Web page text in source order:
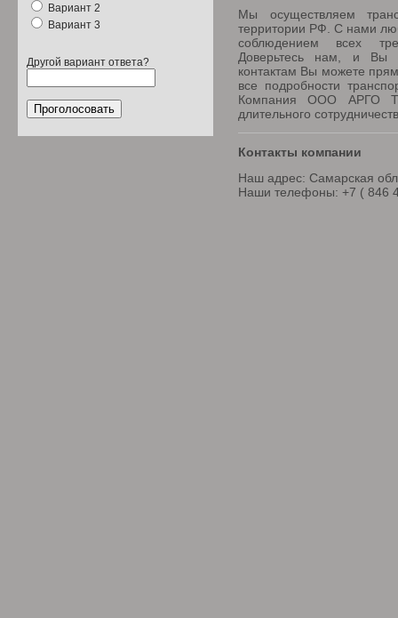
Вариант 2
Вариант 3
Другой вариант ответа?
Мы осуществляем
территории РФ. С нами
соблюдением всех
Доверьтесь нам, и Вы
контактам Вы можете
все подробности
Компания ООО АРГО
длительного
Контакты компании
Наш адрес: Самарская
Наши телефоны: +7 ( 846